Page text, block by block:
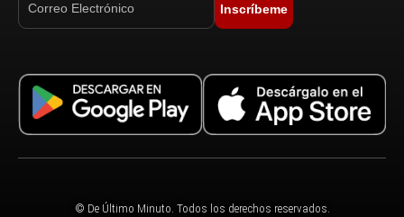
Inscríbeme
© De Último Minuto. Todos los derechos reservados.